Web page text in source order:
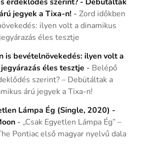
jegyek a Tixa-n! -Zord időkben
ilyen volt a dinamikus
jegyárazás éles tesztje
is bevételnövekedés: ilyen volt a
éles tesztje - Belépő
szerint? – Debütáltak a
árú jegyek a Tixa-n!
Lámpa Ég (Single, 2020) -
- „Csak Egyetlen Lámpa Ég” –
Pontiac első magyar nyelvű dala